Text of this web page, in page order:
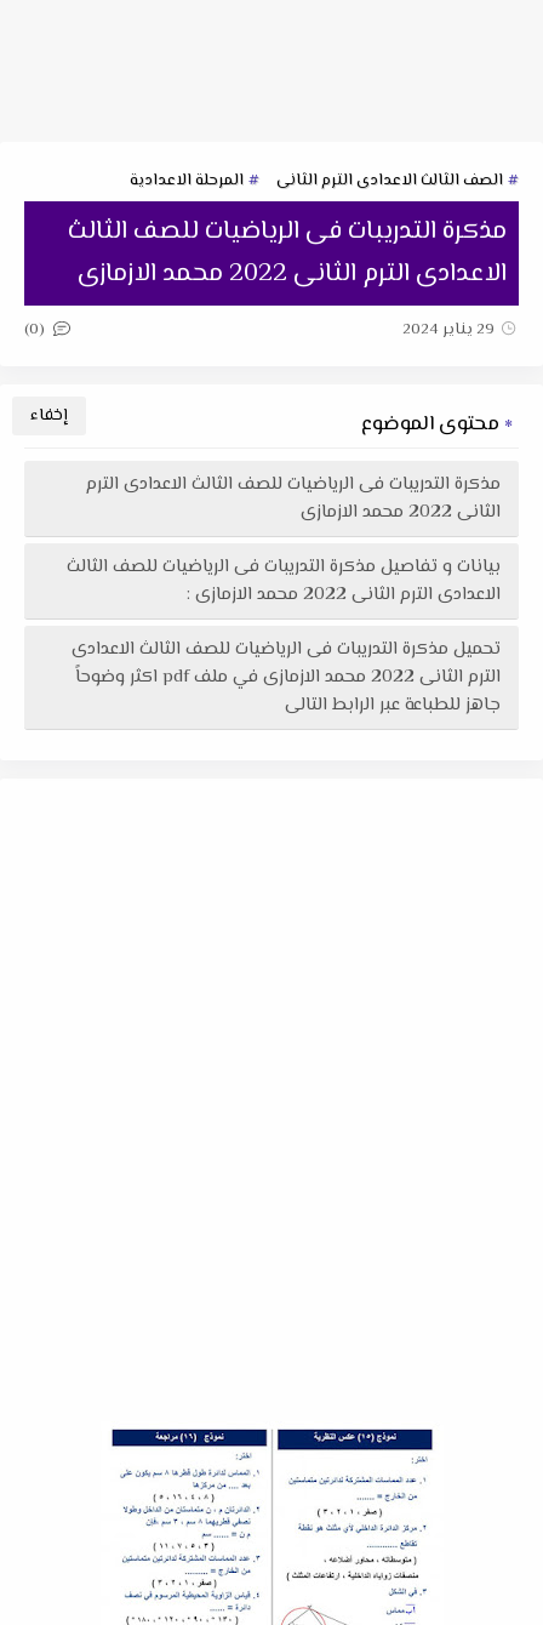
الصف الثالث الاعدادى الترم الثانى المرحلة الاعدادية
مذكرة التدريبات فى الرياضيات للصف الثالث
الاعدادى الترم الثانى 2022 محمد الازمازى
29 يناير 2024 (0)
محتوى الموضوع
مذكرة التدريبات فى الرياضيات للصف الثالث الاعدادى الترم
الثانى 2022 محمد الازمازى
بيانات و تفاصيل مذكرة التدريبات فى الرياضيات للصف الثالث
الاعدادى الترم الثانى 2022 محمد الازمازى :
تحميل مذكرة التدريبات فى الرياضيات للصف الثالث الاعدادى
الترم الثانى 2022 محمد الازمازى في ملف pdf اكثر وضوحاً
جاهز للطباعة عبر الرابط التالى